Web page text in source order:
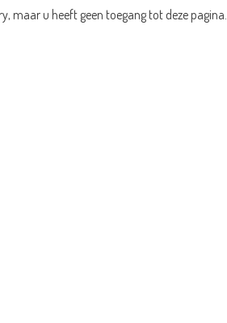
maar u heeft geen toegang tot deze pagina.